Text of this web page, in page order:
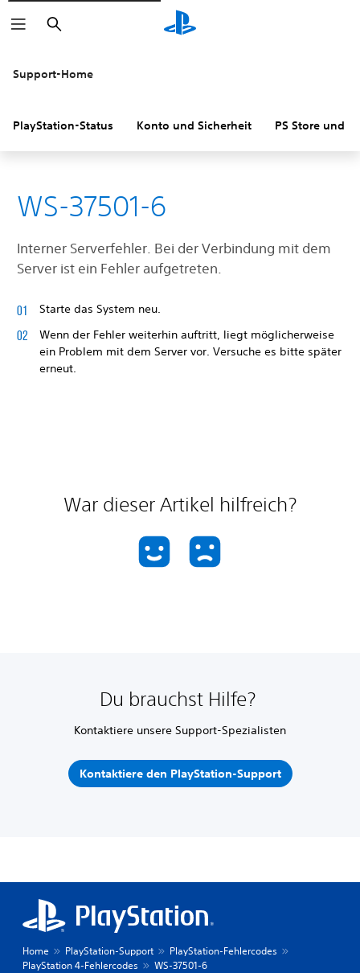
Suchen
Support-Home
PlayStation-Status Konto und Sicherheit PS Store und
WS-37501-6
Interner Serverfehler. Bei der Verbindung mit dem
Server ist ein Fehler aufgetreten.
Starte das System neu.
Wenn der Fehler weiterhin auftritt, liegt möglicherweise
ein Problem mit dem Server vor. Versuche es bitte später
erneut.
War dieser Artikel hilfreich?
Du brauchst Hilfe?
Kontaktiere unsere Support-Spezialisten
Kontaktiere den PlayStation-Support
Home PlayStation-Support
PlayStation-Fehlercodes
PlayStation 4-Fehlercodes
WS-37501-6